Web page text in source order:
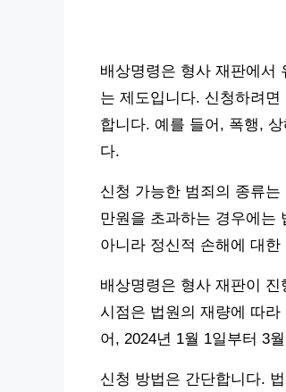
배상명령은 형사 재판에서
는 제도입니다. 신청하려
합니다. 예를 들어, 폭행,
다.
신청 가능한 범죄의 종류
만원을 초과하는 경우에는
아니라 정신적 손해에 대
배상명령은 형사 재판이
시점은 법원의 재량에 따
어, 2024년 1월 1일부터 3
신청 방법은 간단합니다.